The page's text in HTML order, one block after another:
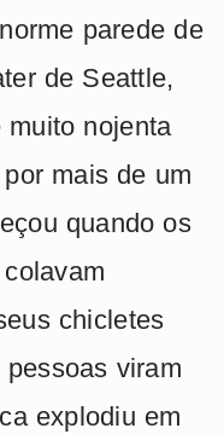
parede de
de Seattle,
muito nojenta
mais de um
quando os
chicletes
viram
explodiu em